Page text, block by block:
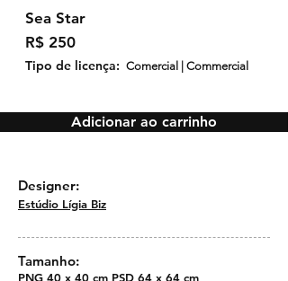
Sea Star
R$ 250
Tipo de licença: Comercial | Commercial
Adicionar ao carrinho
Designer:
Estúdio Lígia Biz
Tamanho:
PNG 40 x 40 cm PSD 64 x 64 cm